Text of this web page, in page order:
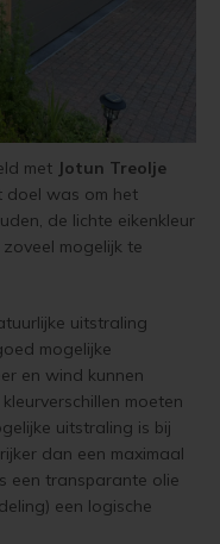
van Jotun
Oxan
met Jotun Treolje
doel was om het
de lichte eikenkleur
mogelijk te
uitstraling
mogelijke
en wind kunnen
moeten
uitstraling is bij
dan een maximaal
een transparante olie
een logische